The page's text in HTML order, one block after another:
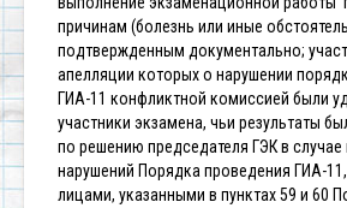
причинам (болезнь или иные
подтвержденным документально;
апелляции которых о нарушении
ГИА-11 конфликтной комиссией были
участники экзамена, чьи результаты
по решению председателя ГЭК в
нарушений Порядка проведения ГИА-
лицами, указанными в пунктах 59 и 60